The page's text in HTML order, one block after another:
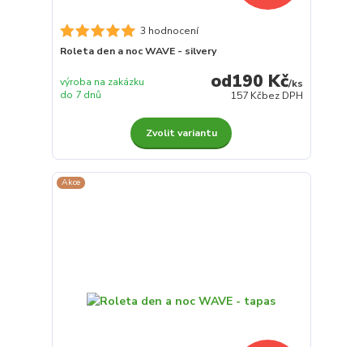
3 hodnocení
Roleta den a noc WAVE - silvery
190 Kč/ks
157 Kčbez DPH
výroba na zakázku
do 7 dnů
Zvolit variantu
Akce